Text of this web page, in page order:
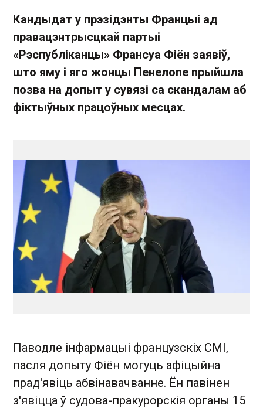
Кандыдат у прэзідэнты Францыі ад
правацэнтрысцкай партыі
«Рэспубліканцы» Франсуа Фіён заявіў,
што яму і яго жонцы Пенелопе прыйшла
позва на допыт у сувязі са скандалам аб
фіктыўных працоўных месцах.
Паводле інфармацыі французскіх СМІ,
пасля допыту Фіён могуць афіцыйна
прад'явіць абвінавачванне. Ён павінен
з'явіцца ў судова-пракурорскія органы 15